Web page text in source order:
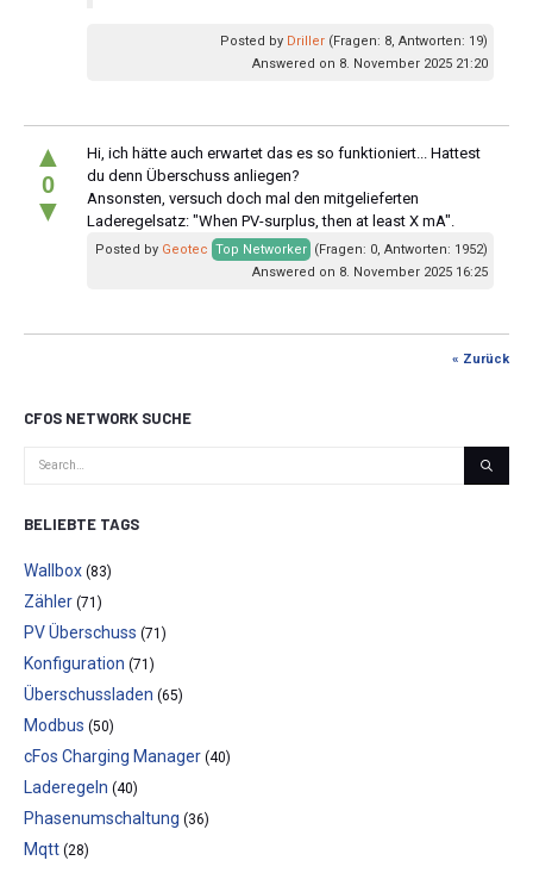
Posted by Driller (Fragen: 8, Antworten: 19)
Answered on 8. November 2025 21:20
▲
0
▼
Hi, ich hätte auch erwartet das es so funktioniert... Hattest
du denn Überschuss anliegen?
Ansonsten, versuch doch mal den mitgelieferten
Laderegelsatz: "When PV-surplus, then at least X mA".
Posted by Geotec Top Networker (Fragen: 0, Antworten: 1952)
Answered on 8. November 2025 16:25
« Zurück
CFOS NETWORK SUCHE
BELIEBTE TAGS
Wallbox (83)
Zähler (71)
PV Überschuss (71)
Konfiguration (71)
Überschussladen (65)
Modbus (50)
cFos Charging Manager (40)
Laderegeln (40)
Phasenumschaltung (36)
Mqtt (28)